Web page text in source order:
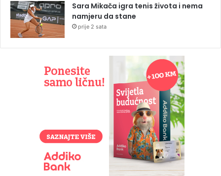
Sara Mikača igra tenis života i nema
namjeru da stane
prije 2 sata